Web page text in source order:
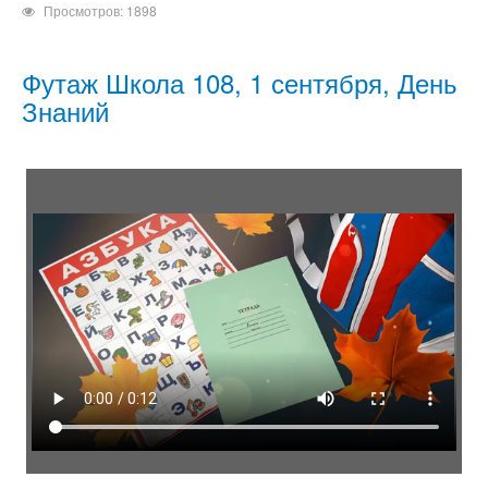
Просмотров: 1898
Футаж Школа 108, 1 сентября, День
Знаний